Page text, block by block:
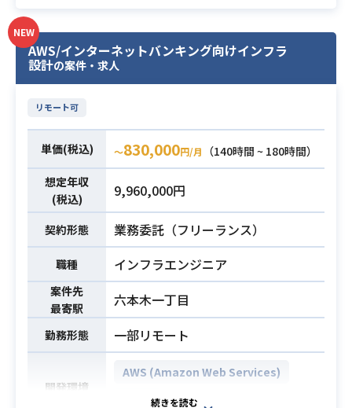
業務内容
します！
サービスをさらにグロースしていく
にあたり、サービスの成長を一緒に
推進していただけるような方を探し
0→1、1→10の開発において上流か
ら下流まで幅広くご支援いただける
方がマッチいたします。
【お願いしたいこと】
定義〜設計〜実装〜リリース〜運用
・SwiftUIによるUI実装
・AI駆動開発による開発フロー改善
・エンジニア組織は大手メガベンチ
ャーでのテックリード経験やマネパ
フォーマンスチューニングを意識し
た開発、定性的・定量的な分析を行
い、サービス改善の提案まで幅広く
ご対応いただける方を募集いたしま
NEW
AWS/インターネットバンキング向けインフラ
設計の案件・求人
リモート可
単価(税込) 〜830,000円/月
（140時間 ~ 180時間）
想定年収
(税込)
9,960,000円
契約形態 業務委託（フリーランス）
職種 インフラエンジニア
案件先
最寄駅
六本木一丁目
勤務形態 一部リモート
開発環境
AWS (Amazon Web Services)
Linux